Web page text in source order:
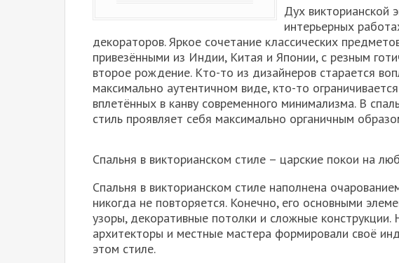
Дух викторианской
интерьерных
декораторов. Яркое сочетание классических
привезёнными из Индии, Китая и Японии, с резным
второе рождение. Кто-то из дизайнеров старается
максимально аутентичном виде, кто-то
вплетённых в канву современного минимализма. В
стиль проявляет себя максимально органичным
Спальня в викторианском стиле – царские покои на
Спальня в викторианском стиле наполнена
никогда не повторяется. Конечно, его основными
узоры, декоративные потолки и сложные конструкции.
архитекторы и местные мастера формировали своë
этом стиле.